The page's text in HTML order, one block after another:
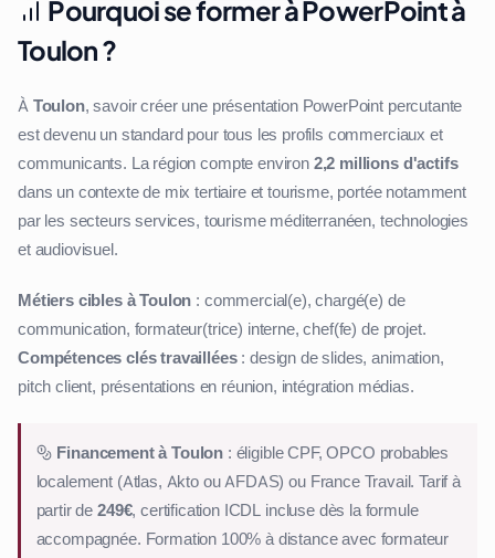
Pourquoi se former à PowerPoint à
Toulon ?
À Toulon, savoir créer une présentation PowerPoint percutante
est devenu un standard pour tous les profils commerciaux et
communicants. La région compte environ 2,2 millions d'actifs
dans un contexte de mix tertiaire et tourisme, portée notamment
par les secteurs services, tourisme méditerranéen, technologies
et audiovisuel.
Métiers cibles à Toulon : commercial(e), chargé(e) de
communication, formateur(trice) interne, chef(fe) de projet.
Compétences clés travaillées: design de slides, animation,
pitch client, présentations en réunion, intégration médias.
Financement à Toulon : éligible CPF, OPCO probables
localement (Atlas, Akto ou AFDAS) ou France Travail. Tarif à
partir de 249€, certification ICDL incluse dès la formule
accompagnée. Formation 100% à distance avec formateur